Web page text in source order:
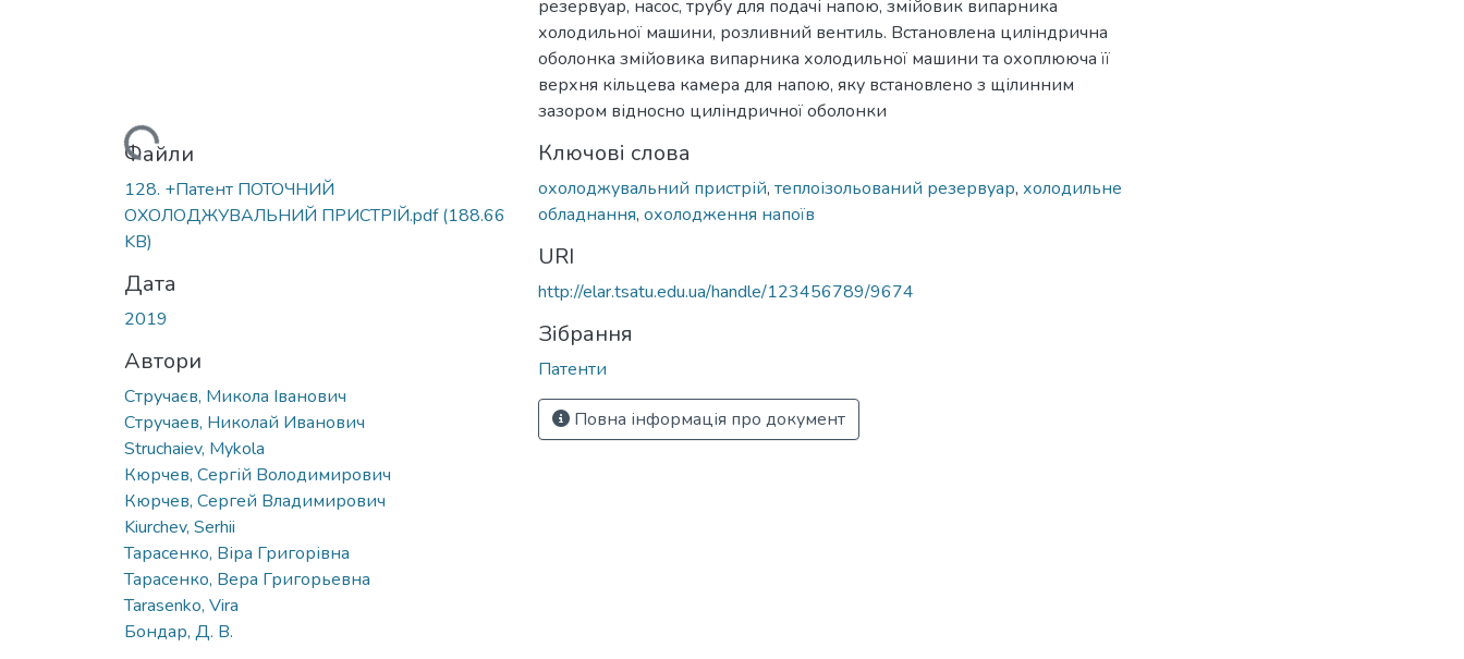
Вантажиться...
Файли
128. +Патент ПОТОЧНИЙ
ОХОЛОДЖУВАЛЬНИЙ ПРИСТРІЙ.pdf(188.66
KB)
Дата
2019
Автори
Стручаєв, Микола Іванович
Стручаев, Николай Иванович
Struchaiev, Mykola
Кюрчев, Сергій Володимирович
Кюрчев, Сергей Владимирович
Kiurchеv, Serhii
Тарасенко, Віра Григорівна
Тарасенко, Вера Григорьевна
Tarasenko, Vira
Бондар, Д. В.
резервуар, насос, трубу для подачі напою, змійовик випарника
холодильної машини, розливний вентиль. Встановлена циліндрична
оболонка змійовика випарника холодильної машини та охоплююча її
верхня кільцева камера для напою, яку встановлено з щілинним
зазором відносно циліндричної оболонки
Ключові слова
охолоджувальний пристрій, теплоізольований резервуар, холодильне
обладнання, охолодження напоїв
URI
http://elar.tsatu.edu.ua/handle/123456789/9674
Зібрання
Патенти
Повна інформація про документ